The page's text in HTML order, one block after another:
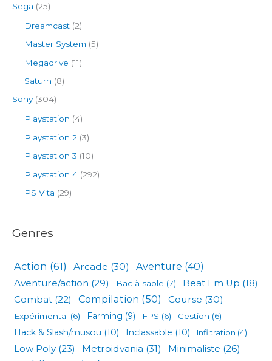
Sega (25)
Dreamcast (2)
Master System (5)
Megadrive (11)
Saturn (8)
Sony(304)
Playstation (4)
Playstation 2 (3)
Playstation 3 (10)
Playstation 4 (292)
PS Vita (29)
Genres
Action (61) Arcade (30) Aventure (40)
Aventure/action (29) Bac à sable (7) Beat Em Up (18)
Combat (22) Compilation (50) Course (30)
Expérimental (6) Farming (9) FPS (6) Gestion (6)
Hack & Slash/musou (10) Inclassable (10) Infiltration (4)
Low Poly (23) Metroidvania (31) Minimaliste (26)